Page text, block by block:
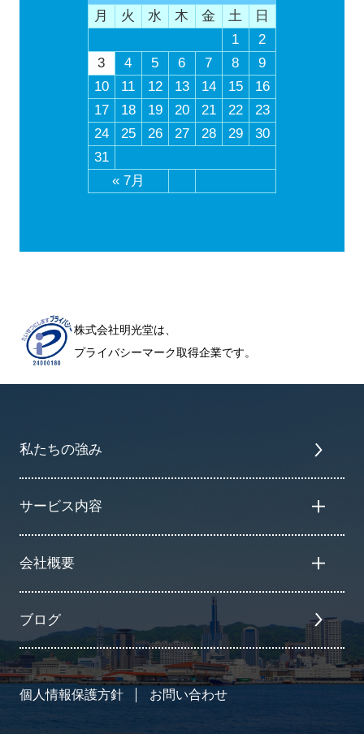
月 火 水 木 金 土 日
« 7月
1
2
3
4 5 6 7 8
9
10
11 12 13 14 15
16
17
18 19 20 21 22
23
24
25 26 27 28 29
30
31
株式会社明光堂は、
プライバシーマーク取得企業です。
私たちの強み
サービス内容
会社概要
ブログ
個人情報保護方針 お問い合わせ